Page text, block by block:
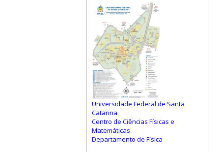
Universidade Federal de Santa
Catarina
Centro de Ciências Físicas e
Matemáticas
Departamento de Física